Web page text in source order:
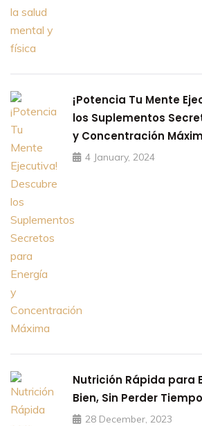
¡Potencia Tu Mente
los Suplementos
y Concentración
4 January, 2024
Nutrición Rápida para
Bien, Sin Perder Tiempo
28 December, 2023